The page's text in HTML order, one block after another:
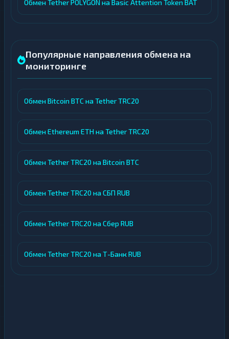
Обмен Tether POLYGON на Basic Attention Token BAT
Популярные направления обмена на
мониторинге
Обмен Bitcoin BTC на Tether TRC20
Обмен Ethereum ETH на Tether TRC20
Обмен Tether TRC20 на Bitcoin BTC
Обмен Tether TRC20 на СБП RUB
Обмен Tether TRC20 на Сбер RUB
Обмен Tether TRC20 на Т-Банк RUB